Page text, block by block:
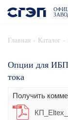
Главная - Каталог -
Опции для
тока
Получить